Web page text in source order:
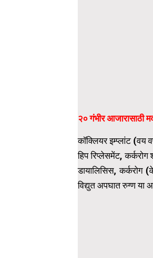
२० गंभीर आजारासाठी
कॉक्लियर इम्प्लांट (वय
हिप रिप्लेसमेंट,
डायालिसिस,
विद्युत अपघात रुग्ण या